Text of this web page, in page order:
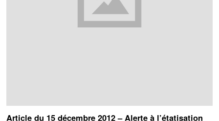
Article du 15 décembre 2012 – Alerte à l’étatisation